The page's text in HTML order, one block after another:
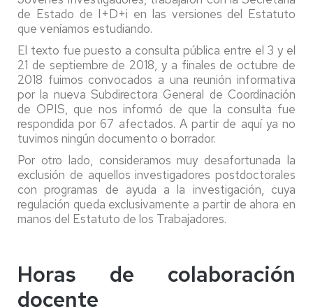
de Estado de I+D+i en las versiones del Estatuto
que veníamos estudiando.
El texto fue puesto a consulta pública entre el 3 y el
21 de septiembre de 2018, y a finales de octubre de
2018 fuimos convocados a una reunión informativa
por la nueva Subdirectora General de Coordinación
de OPIS, que nos informó de que la consulta fue
respondida por 67 afectados. A partir de aquí ya no
tuvimos ningún documento o borrador.
Por otro lado, consideramos muy desafortunada la
exclusión de aquellos investigadores postdoctorales
con programas de ayuda a la investigación, cuya
regulación queda exclusivamente a partir de ahora en
manos del Estatuto de los Trabajadores.
Horas de colaboración
docente